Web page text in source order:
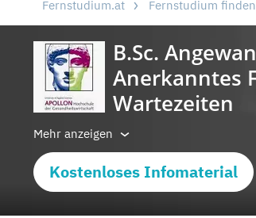
Fernstudium.at Fernstudium finden
Mehr anzeigen
Kostenloses Infomaterial